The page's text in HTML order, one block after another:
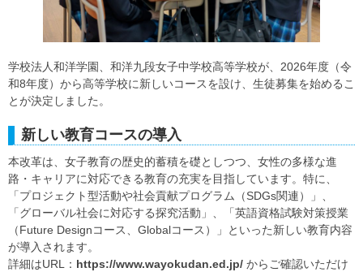
学校法人和洋学園、和洋九段女子中学校高等学校が、2026年度（令
和8年度）から高等学校に新しいコースを設け、生徒募集を始めるこ
とが決定しました。
新しい教育コースの導入
本改革は、女子教育の歴史的蓄積を礎としつつ、女性の多様な進
路・キャリアに対応できる教育の充実を目指しています。特に、
「プロジェクト型活動や社会貢献プログラム（SDGs関連）」、
「グローバル社会に対応する探究活動」、「英語資格試験対策授業
（Future Designコース、Globalコース）」といった新しい教育内容
が導入されます。
詳細はURL： https://www.wayokudan.ed.jp/ からご確認いただけ